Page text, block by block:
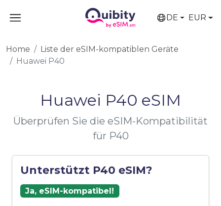
DE EUR
Home
Liste der eSIM-kompatiblen Geräte
Huawei P40
Huawei P40 eSIM
Überprüfen Sie die eSIM-Kompatibilität
für P40
Unterstützt P40 eSIM?
Ja, eSIM-kompatibel!